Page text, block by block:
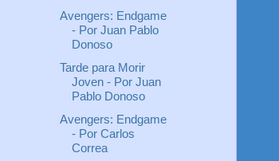
Avengers: Endgame
- Por Juan Pablo
Donoso
Tarde para Morir
Joven - Por Juan
Pablo Donoso
Avengers: Endgame
- Por Carlos
Correa